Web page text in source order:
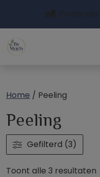
Home / Peeling
Peeling
Gefilterd (3)
Toont alle 3 resultaten